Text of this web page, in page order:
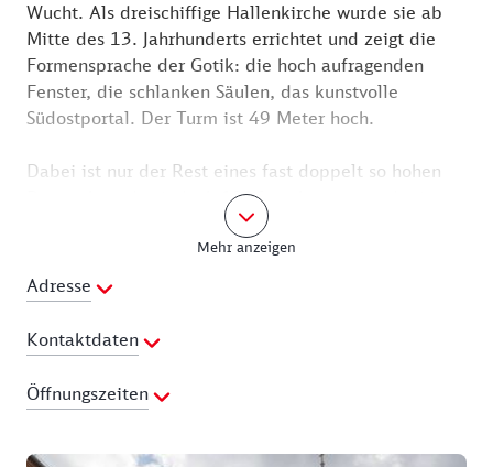
Wucht. Als dreischiffige Hallenkirche wurde sie ab
Mitte des 13. Jahrhunderts errichtet und zeigt die
Formensprache der Gotik: die hoch aufragenden
Fenster, die schlanken Säulen, das kunstvolle
Südostportal. Der Turm ist 49 Meter hoch.
Dabei ist nur der Rest eines fast doppelt so hohen
Bauwerkes, das jedoch 1916 ausbrannte und mit
einem einfachen, heute noch vorhandene Satteldach
abgedeckt wurde. Mit 182 Stufen sind die
Turmfenster zu erreichen, von denen man bei guter
Sicht bis zum Havelberger Dom in 27 Kilometer
Entfernung sehen kann (Aufstieg im Rahmen einer
Führung möglich).
Im Inneren zeigt die Kirche nur im Chorraum die für
tragen kräftige Rundpfeiler ein hoch aufragendes
Mehr anzeigen
Adresse
Kontaktdaten
Telefon:03876 3068120
E-Mail Adresse:
Öffnungszeiten